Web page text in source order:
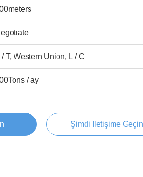
/ T, Western Union, L / C
/ ay
Şimdi Iletişime Geçin